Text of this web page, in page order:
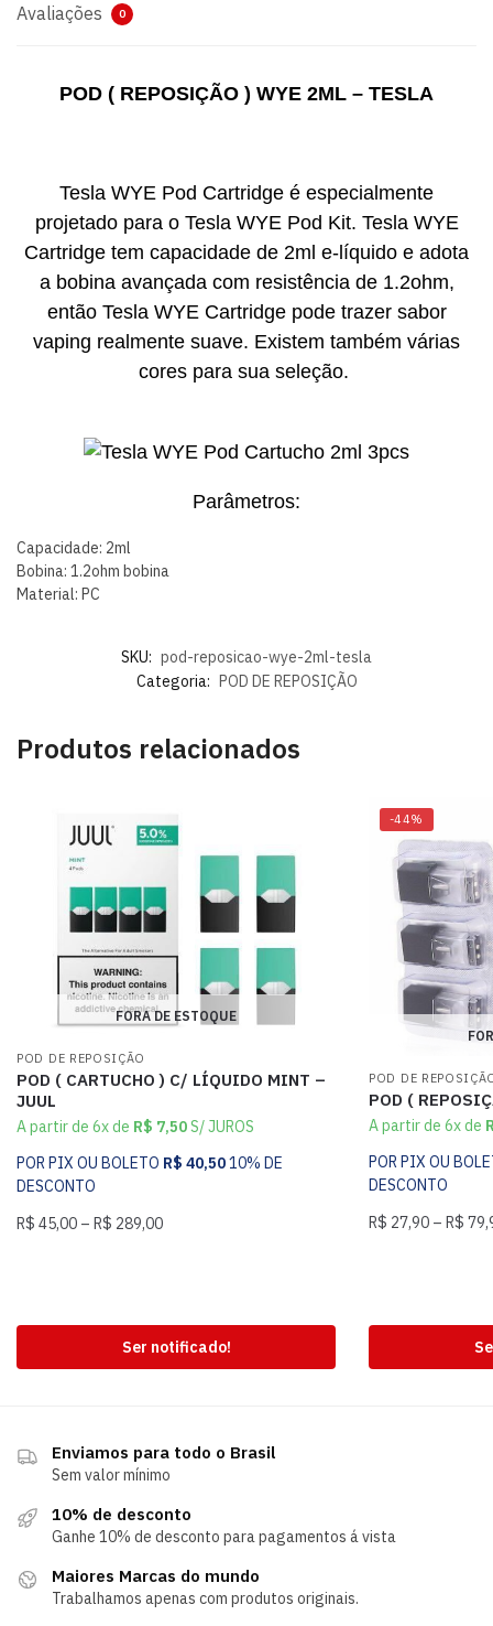
Avaliações 0
POD ( REPOSIÇÃO ) WYE 2ML – TESLA
Tesla WYE Pod Cartridge é especialmente
projetado para o Tesla WYE Pod Kit. Tesla WYE
Cartridge tem capacidade de 2ml e-líquido e adota
a bobina avançada com resistência de 1.2ohm,
então Tesla WYE Cartridge pode trazer sabor
vaping realmente suave. Existem também várias
cores para sua seleção.
Parâmetros:
Capacidade: 2ml
Bobina: 1.2ohm bobina
Material: PC
SKU: pod-reposicao-wye-2ml-tesla
Categoria: POD DE REPOSIÇÃO
Produtos relacionados
FORA DE ESTOQUE
POD DE REPOSIÇÃO
POD ( CARTUCHO ) C/ LÍQUIDO MINT –
JUUL
A partir de 6x de R$ 7,50S/ JUROS
POR PIX OU BOLETO R$ 40,5010% DE
DESCONTO
R$ 45,00 – R$ 289,00
Ser notificado!
-44%
POD DE
POD (
A partir de 6x de
POR PIX OU
DESCONTO
R$ 27,90 – R$
Enviamos para todo o Brasil
Sem valor mínimo
10% de desconto
Ganhe 10% de desconto para pagamentos á vista
Maiores Marcas do mundo
Trabalhamos apenas com produtos originais.